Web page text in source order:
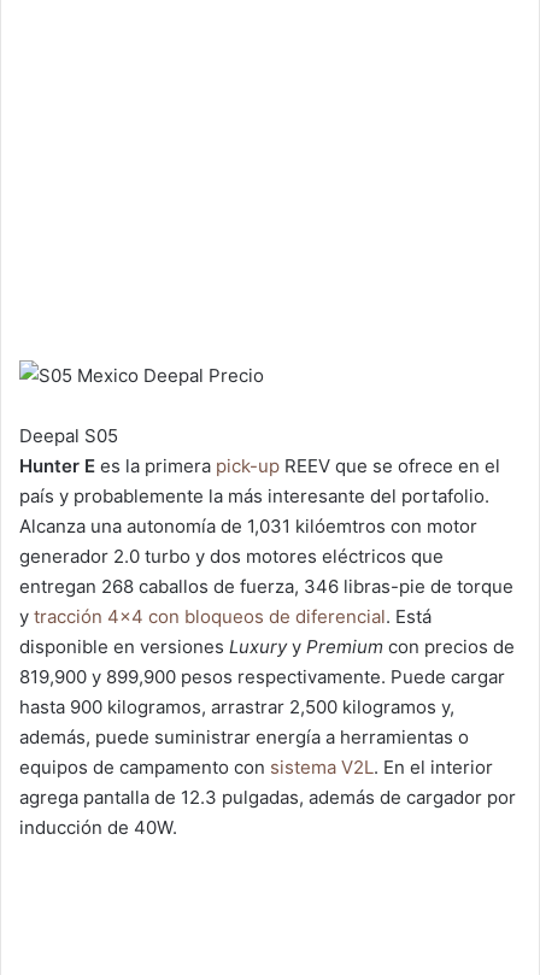
Deepal S05
Hunter E es la primera pick-up REEV que se ofrece en el
país y probablemente la más interesante del portafolio.
Alcanza una autonomía de 1,031 kilóemtros con motor
generador 2.0 turbo y dos motores eléctricos que
entregan 268 caballos de fuerza, 346 libras-pie de torque
y tracción 4×4 con bloqueos de diferencial. Está
disponible en versiones Luxuryy Premium con precios de
819,900 y 899,900 pesos respectivamente. Puede cargar
hasta 900 kilogramos, arrastrar 2,500 kilogramos y,
además, puede suministrar energía a herramientas o
equipos de campamento con sistema V2L. En el interior
agrega pantalla de 12.3 pulgadas, además de cargador por
inducción de 40W.